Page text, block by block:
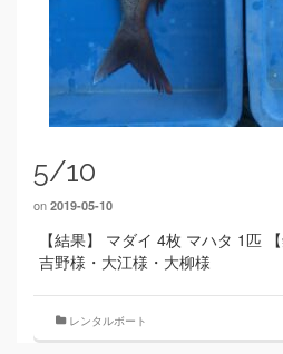
5/10
on 2019-05-10
【結果】 マダイ 4枚 マハタ 1匹
吉野様・大江様・大柳様
レンタルボート